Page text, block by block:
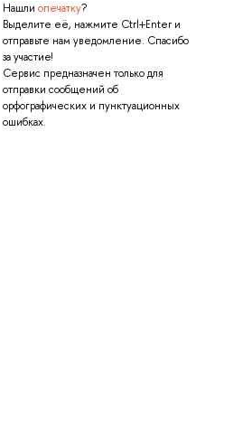
Нашли опечатку?
Выделите её, нажмите Ctrl+Enter и
отправьте нам уведомление. Спасибо
за участие!
Сервис предназначен только для
отправки сообщений об
орфографических и пунктуационных
ошибках.